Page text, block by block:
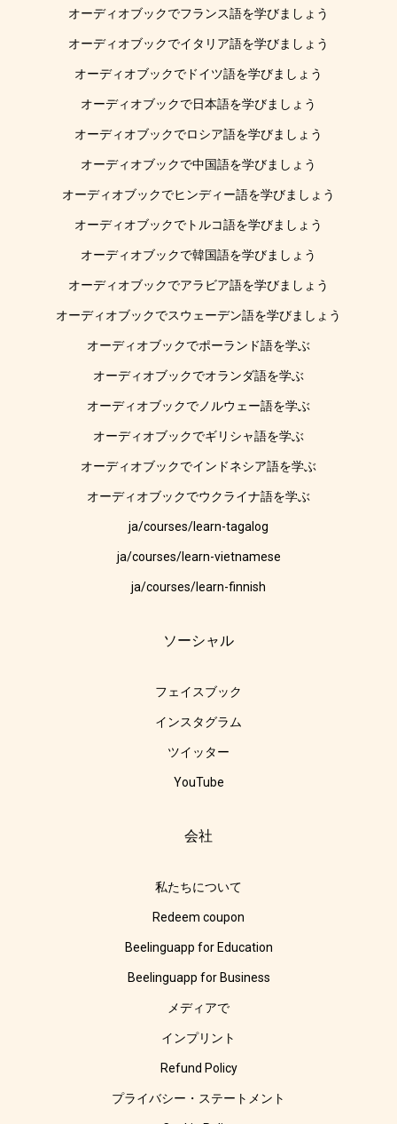
オーディオブックでフランス語を学びましょう
オーディオブックでイタリア語を学びましょう
オーディオブックでドイツ語を学びましょう
オーディオブックで日本語を学びましょう
オーディオブックでロシア語を学びましょう
オーディオブックで中国語を学びましょう
オーディオブックでヒンディー語を学びましょう
オーディオブックでトルコ語を学びましょう
オーディオブックで韓国語を学びましょう
オーディオブックでアラビア語を学びましょう
オーディオブックでスウェーデン語を学びましょう
オーディオブックでポーランド語を学ぶ
オーディオブックでオランダ語を学ぶ
オーディオブックでノルウェー語を学ぶ
オーディオブックでギリシャ語を学ぶ
オーディオブックでインドネシア語を学ぶ
オーディオブックでウクライナ語を学ぶ
ja/courses/learn-tagalog
ja/courses/learn-vietnamese
ja/courses/learn-finnish
ソーシャル
フェイスブック
インスタグラム
ツイッター
YouTube
会社
私たちについて
Redeem coupon
Beelinguapp for Education
Beelinguapp for Business
メディアで
インプリント
Refund Policy
プライバシー・ステートメント